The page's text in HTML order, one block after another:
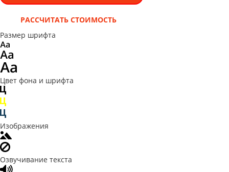
РАССЧИТАТЬ СТОИМОСТЬ
Размер шрифта
Цвет фона и шрифта
Изображения
Озвучивание текста